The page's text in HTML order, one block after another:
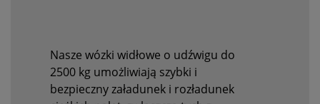
Nasze wózki widłowe o udźwigu do
2500 kg umożliwiają szybki i
bezpieczny załadunek i rozładunek